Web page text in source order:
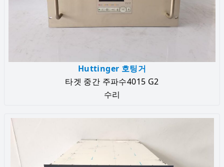
Huttinger 호팅거
타겟 중간 주파수4015 G2
수리